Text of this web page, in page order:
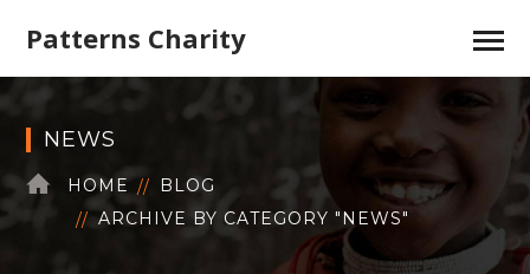
Patterns Charity
NEWS
HOME
BLOG
ARCHIVE BY CATEGORY "NEWS"